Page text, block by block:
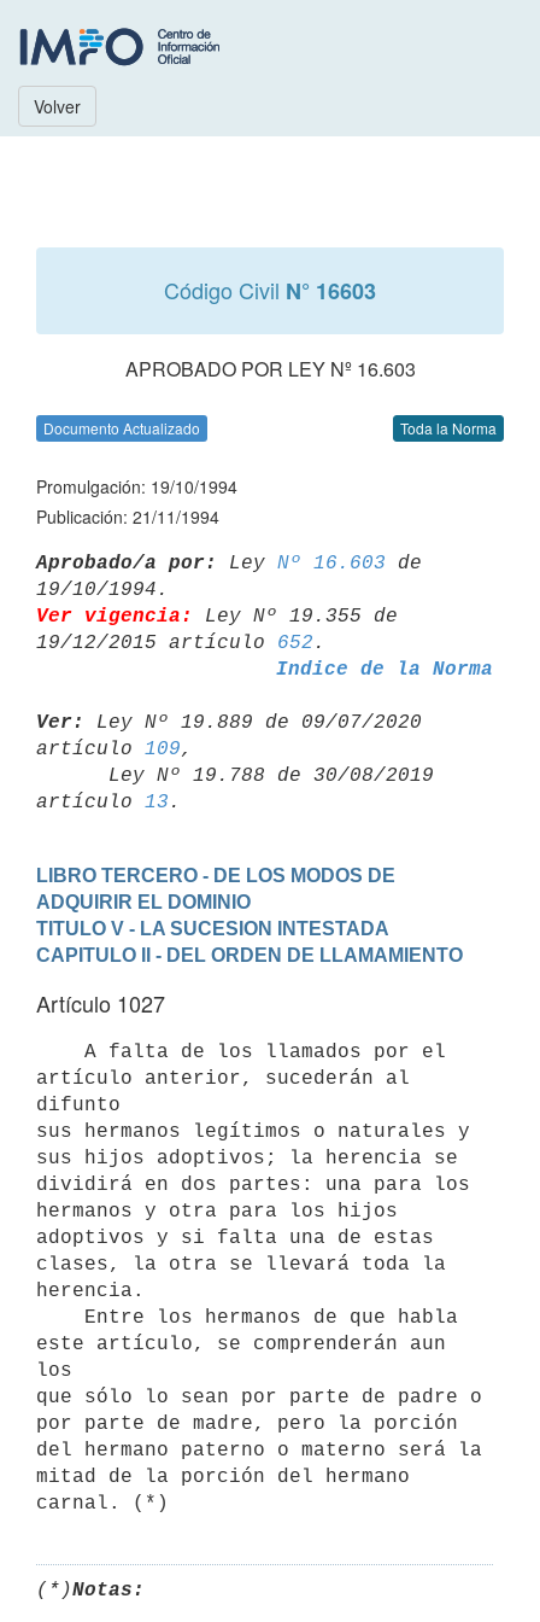
Volver
Código Civil N° 16603
APROBADO POR LEY Nº 16.603
Documento Actualizado Toda la Norma
Promulgación: 19/10/1994
Publicación: 21/11/1994
Aprobado/a por: Ley Nº 16.603 de
Ver vigencia:
Ley Nº 19.355 de
19/12/2015 artículo 652
Indice de la Norma
Ver:
Ley Nº 19.889 de 09/07/2020
artículo 109,
artículo 13
LIBRO TERCERO - DE LOS MODOS DE
ADQUIRIR EL DOMINIO
TITULO V - LA SUCESION INTESTADA
CAPITULO II - DEL ORDEN DE LLAMAMIENTO
Artículo 1027
artículo anterior, sucederán al
difunto
sus hermanos legítimos o naturales y
sus hijos adoptivos; la herencia se
dividirá en dos partes: una para los
hermanos y otra para los hijos
adoptivos y si falta una de estas
clases, la otra se llevará toda la
herencia.
este artículo, se comprenderán aun
los
que sólo lo sean por parte de padre o
por parte de madre, pero la porción
del hermano paterno o materno será la
mitad de la porción del hermano
(*)Notas: